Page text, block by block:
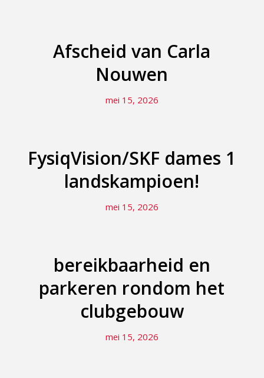
Afscheid van Carla
Nouwen
mei 15, 2026
FysiqVision/SKF dames 1
landskampioen!
mei 15, 2026
bereikbaarheid en
parkeren rondom het
clubgebouw
mei 15, 2026